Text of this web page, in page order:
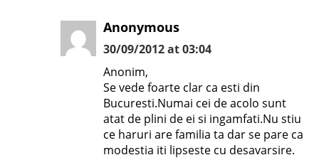
Anonymous
30/09/2012 at 03:04
Anonim,
Se vede foarte clar ca esti din
Bucuresti.Numai cei de acolo sunt
atat de plini de ei si ingamfati.Nu stiu
ce haruri are familia ta dar se pare ca
modestia iti lipseste cu desavarsire.